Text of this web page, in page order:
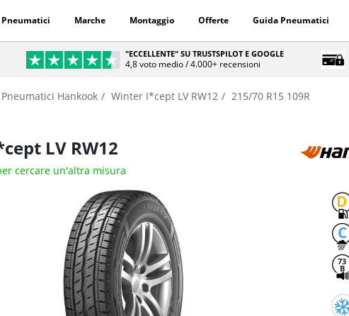
Pneumatici Marche Montaggio Offerte Guida Pneumatici
"ECCELLENTE" SU TRUSTSPILOT E GOOGLE
4,8 voto medio / 4.000+ recensioni
Pneumatici Hankook Winter I*cept LV RW12
215/70 R15 109R
LV RW12
cercare un'altra misura
D
C
73
B